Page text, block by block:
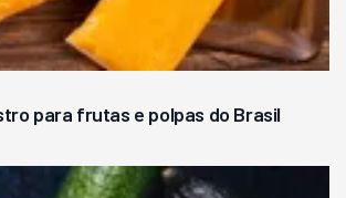
para frutas e polpas do Brasil